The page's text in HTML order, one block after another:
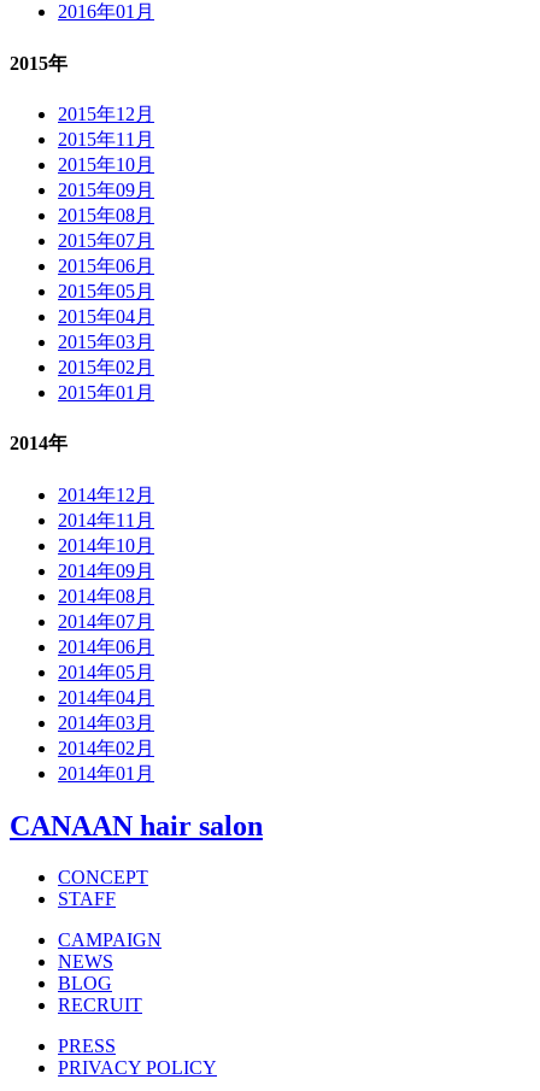
2016年01月
2015年
2015年12月
2015年11月
2015年10月
2015年09月
2015年08月
2015年07月
2015年06月
2015年05月
2015年04月
2015年03月
2015年02月
2015年01月
2014年
2014年12月
2014年11月
2014年10月
2014年09月
2014年08月
2014年07月
2014年06月
2014年05月
2014年04月
2014年03月
2014年02月
2014年01月
CANAAN hair salon
CONCEPT
STAFF
CAMPAIGN
NEWS
BLOG
RECRUIT
PRESS
PRIVACY POLICY